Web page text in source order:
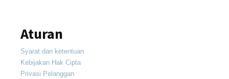
Aturan
Syarat dan ketentuan
Kebijakan Hak Cipta
Privasi Pelanggan